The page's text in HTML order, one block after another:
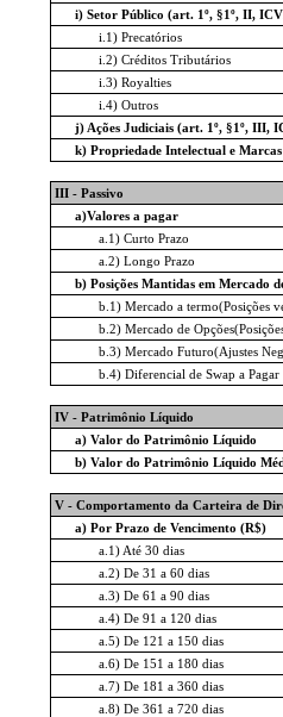
i) Setor Público (art. 1º, §1º, II,
i.1) Precatórios
i.2) Créditos Tributários
i.3) Royalties
i.4) Outros
j) Ações Judiciais (art. 1º, §1º, III,
k) Propriedade Intelectual e
III - Passivo
a)Valores a pagar
a.1) Curto Prazo
a.2) Longo Prazo
b) Posições Mantidas em Mercado
b.1) Mercado a termo(Posições
b.2) Mercado de
b.3) Mercado Futuro(Ajustes
b.4) Diferencial de Swap a Pagar
IV - Patrimônio Líquido
a) Valor do Patrimônio Líquido
b) Valor do Patrimônio Líquido
V - Comportamento da Carteira de
a) Por Prazo de Vencimento (R$)
a.1) Até 30 dias
a.2) De 31 a 60 dias
a.3) De 61 a 90 dias
a.4) De 91 a 120 dias
a.5) De 121 a 150 dias
a.6) De 151 a 180 dias
a.7) De 181 a 360 dias
a.8) De 361 a 720 dias